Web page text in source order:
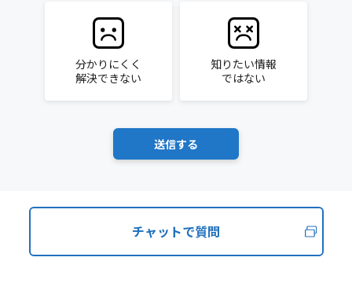
分かりにくく
解決できない
知りたい情報
ではない
チャットで質問